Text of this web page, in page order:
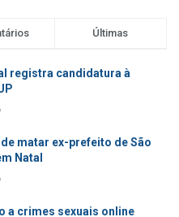
Últimas
registra candidatura à
matar ex-prefeito de São
Natal
a crimes sexuais online